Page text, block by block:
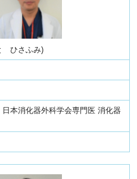
ひさふみ)
日本消化器外科学会専門医 消化器